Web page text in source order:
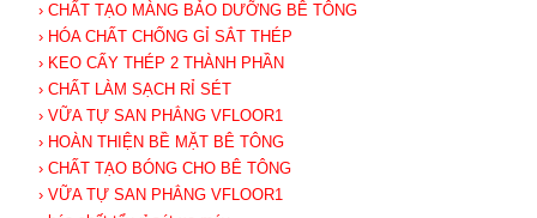
› CHẤT TẠO MÀNG BẢO DƯỠNG BÊ TÔNG
› HÓA CHẤT CHỐNG GỈ SẮT THÉP
› KEO CẤY THÉP 2 THÀNH PHẦN
› CHẤT LÀM SẠCH RỈ SÉT
› VỮA TỰ SAN PHẲNG VFLOOR1
› HOÀN THIỆN BỀ MẶT BÊ TÔNG
› CHẤT TẠO BÓNG CHO BÊ TÔNG
› VỮA TỰ SAN PHẲNG VFLOOR1